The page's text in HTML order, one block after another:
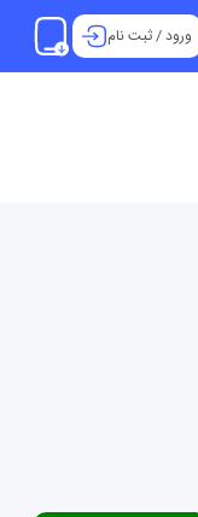
ورود/ثبت نام